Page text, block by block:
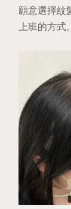
願意選擇紋
上班的方式。